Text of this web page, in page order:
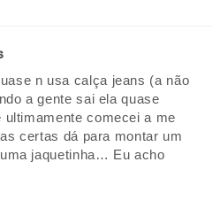
n usa calça jeans (a não
a gente sai ela quase
comecei a me
certas dá para montar um
jaquetinha… Eu acho